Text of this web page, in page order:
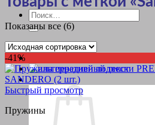
Искать:
Показаны все (6)
-41%
Быстрый просмотр
Пружины